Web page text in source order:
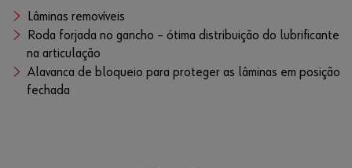
Lâminas removíveis
Roda forjada no gancho – ótima distribuição do lubrificante
na articulação
Alavanca de bloqueio para proteger as lâminas em posição
fechada